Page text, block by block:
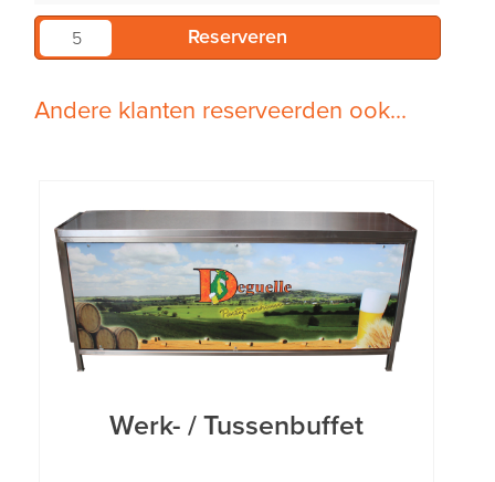
Andere klanten reserveerden ook...
Werk- / Tussenbuffet